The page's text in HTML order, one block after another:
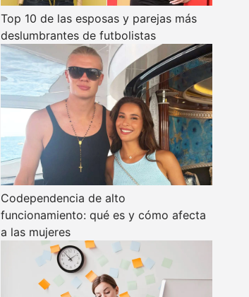
Top 10 de las esposas y parejas más
deslumbrantes de futbolistas
Codependencia de alto
funcionamiento: qué es y cómo afecta
a las mujeres